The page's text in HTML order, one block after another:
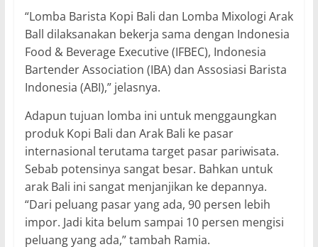
“Lomba Barista Kopi Bali dan Lomba Mixologi Arak
Ball dilaksanakan bekerja sama dengan Indonesia
Food & Beverage Executive (IFBEC), Indonesia
Bartender Association (IBA) dan Assosiasi Barista
Indonesia (ABI),” jelasnya.
Adapun tujuan lomba ini untuk menggaungkan
produk Kopi Bali dan Arak Bali ke pasar
internasional terutama target pasar pariwisata.
Sebab potensinya sangat besar. Bahkan untuk
arak Bali ini sangat menjanjikan ke depannya.
“Dari peluang pasar yang ada, 90 persen lebih
impor. Jadi kita belum sampai 10 persen mengisi
peluang yang ada,” tambah Ramia.